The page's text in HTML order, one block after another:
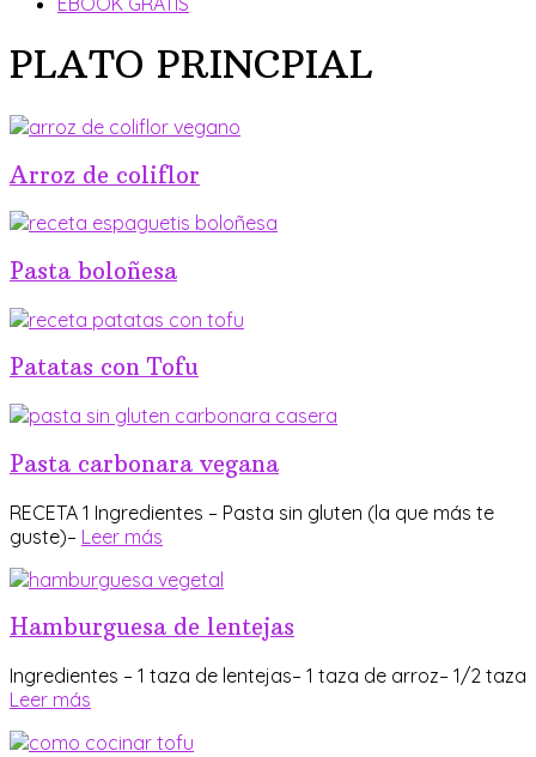
PLATO PRINCPIAL
Arroz de coliflor
Pasta boloñesa
Patatas con Tofu
Pasta carbonara vegana
RECETA 1 Ingredientes – Pasta sin gluten (la que más te
guste)– Leer más
Hamburguesa de lentejas
Ingredientes – 1 taza de lentejas– 1 taza de arroz– 1/2 taza
Leer más